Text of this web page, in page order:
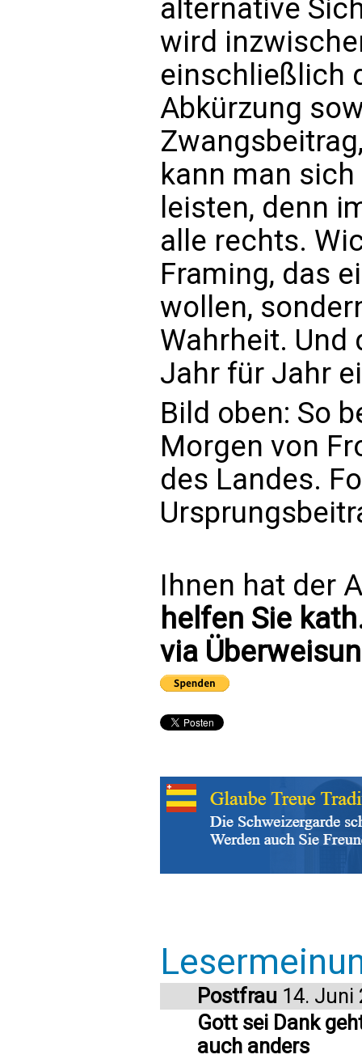
alternative
wird
einschließlich
Abkürzung
kann man
leisten, denn
alle rechts.
Framing, das
wollen,
Wahrheit.
Jahr für Jahr
Bild oben: So
Morgen von
des Landes.
Ihnen hat der
helfen Sie
via
Postfrau 14. Juni
Gott sei Dank
auch anders